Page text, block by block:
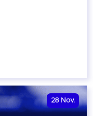
28 Nov.